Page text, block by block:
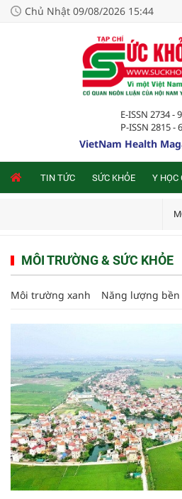
Chủ Nhật 09/08/2026 15:44
E-ISSN 2734 -
P-ISSN 2815 -
VietNam Health
TIN TỨC SỨC KHỎE Y HỌC
MÔI TRƯỜNG & SỨC KHỎE
Môi trường xanh Năng lượng bền